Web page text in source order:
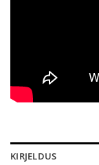
KIRJELDUS